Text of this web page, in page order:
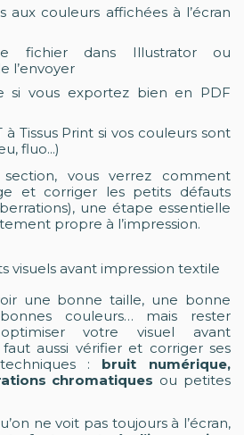
aux couleurs affichées à l’écran
fichier dans Illustrator ou
l’envoyer
si vous exportez bien en PDF
Tissus Print si vos couleurs sont
fluo...)
vous verrez comment
et corriger les petits défauts
une étape essentielle
propre à l’impression.
visuels avant impression textile
une bonne taille, une bonne
couleurs… mais rester
votre visuel avant
aussi vérifier et corriger ses
: bruit numérique,
chromatiques ou petites
ne voit pas toujours à l’écran,